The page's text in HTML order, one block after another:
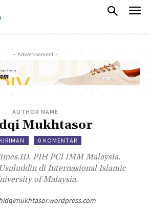
- Advertisement -
AUTHOR NAME
Mukhtasor
0 KOMENTAR
PIH PCI IMM Malaysia.
di Internasional Islamic
of Malaysia.